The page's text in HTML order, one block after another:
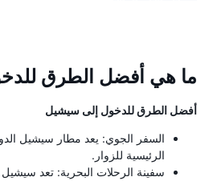
ما هي أفضل الطرق
أفضل الطرق للدخول إلى سيشيل
الرئيسية للزوار.
سفينة الرحلات البحرية: تعد